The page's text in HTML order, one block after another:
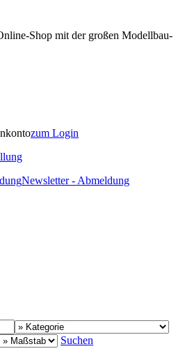
Shop mit der großen Modellbau-
zum Login
Newsletter - Abmeldung
Suchen